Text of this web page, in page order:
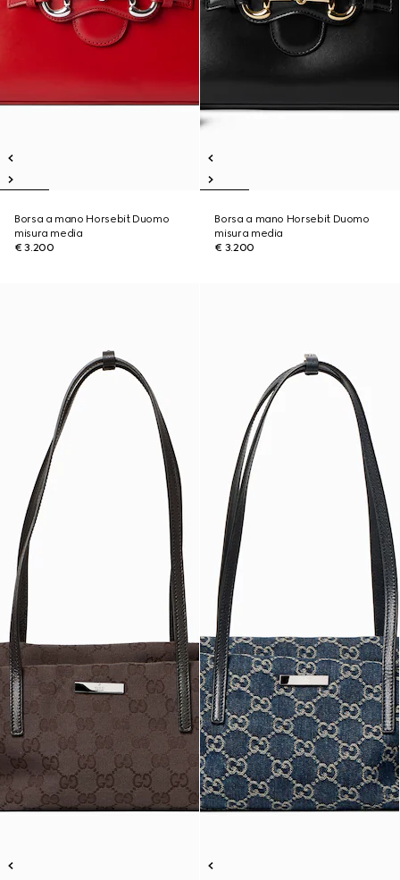
Borsa a mano Horsebit Duomo
misura media
€ 3.200
Borsa a mano Horsebit Duomo
misura media
€ 3.200